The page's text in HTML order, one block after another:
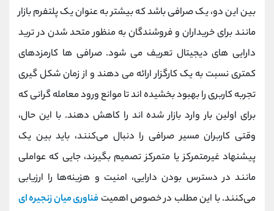
بین این دو، یک صرافی باشد که بیشتر به عنوان یک پلتفرم بازار
مانند برای خریداران و فروشندگان به منظور متحد شدن در ترید
دارایی های دیجیتال تعریف می شود. صرافی ها کارمزدهای
کمتری نسبت به یک کارگزار ارائه می دهند و از زمان شکل گیری
تجربه کاربری را بهبود بخشیده اند تا موانع ورود معامله گرانی که
برای اولین بار وارد بازار شده اند را کاهش دهند. با این حال،
وقتی کاربران مسیر صرافی را دنبال می‌کنند، باید بین یک
پیشنهاد غیرمتمرکز یا متمرکز تصمیم بگیرند، جایی که عواملی
مانند در دسترس بودن دارایی، امنیت و هزینه‌ها را ارزیابی
می‌کنند. با این مطلب در خصوص اهمیت فناوری میان زنجیره ای